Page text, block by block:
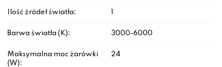
Ilość źródeł światła:
Barwa światła (K): 3000-6000
Maksymalna moc żarówki
(W):
24